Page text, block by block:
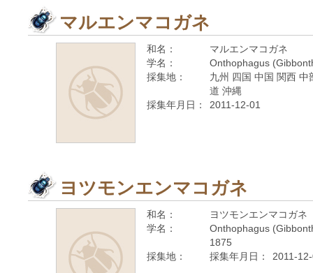
マルエンマコガネ
和名：
マルエンマコガネ
学名：
Onthophagus
採集地：
九州 四国 中国 関西
道 沖縄
採集年月日：
2011-12-01
ヨツモンエンマコガネ
和名：
ヨツモンエンマコガネ
学名：
Onthophagus
1875
採集地：
採集年月日： 2011-